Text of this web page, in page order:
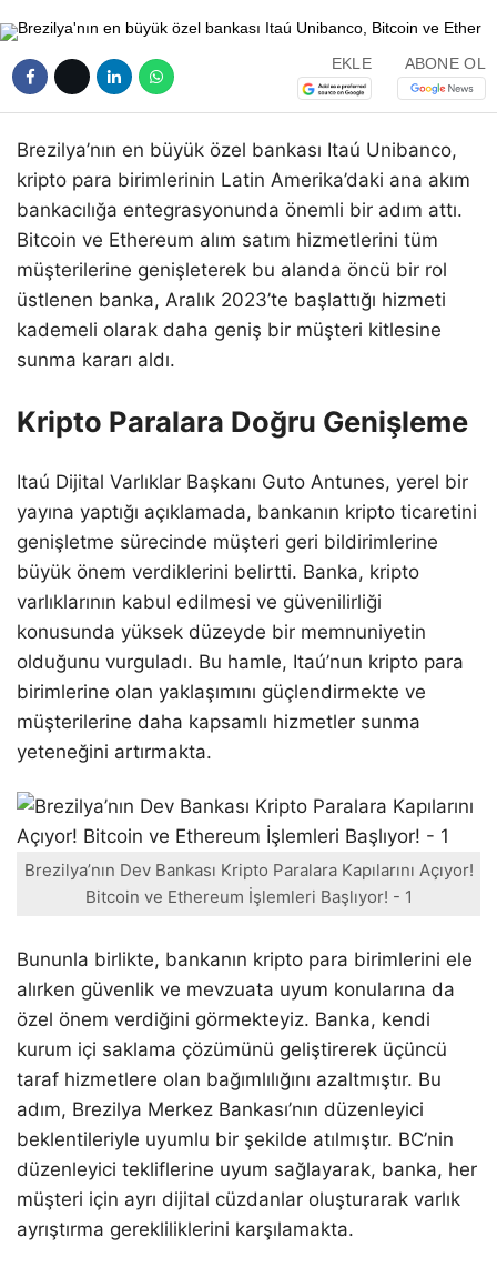
EKLE ABONE OL
Brezilya’nın en büyük özel bankası Itaú Unibanco,
kripto para birimlerinin Latin Amerika’daki ana akım
bankacılığa entegrasyonunda önemli bir adım attı.
Bitcoin ve Ethereum alım satım hizmetlerini tüm
müşterilerine genişleterek bu alanda öncü bir rol
üstlenen banka, Aralık 2023’te başlattığı hizmeti
kademeli olarak daha geniş bir müşteri kitlesine
sunma kararı aldı.
Kripto Paralara Doğru Genişleme
Itaú Dijital Varlıklar Başkanı Guto Antunes, yerel bir
yayına yaptığı açıklamada, bankanın kripto ticaretini
genişletme sürecinde müşteri geri bildirimlerine
büyük önem verdiklerini belirtti. Banka, kripto
varlıklarının kabul edilmesi ve güvenilirliği
konusunda yüksek düzeyde bir memnuniyetin
olduğunu vurguladı. Bu hamle, Itaú’nun kripto para
birimlerine olan yaklaşımını güçlendirmekte ve
müşterilerine daha kapsamlı hizmetler sunma
yeteneğini artırmakta.
Brezilya’nın Dev Bankası Kripto Paralara Kapılarını Açıyor!
Bitcoin ve Ethereum İşlemleri Başlıyor! - 1
Bununla birlikte, bankanın kripto para birimlerini ele
alırken güvenlik ve mevzuata uyum konularına da
özel önem verdiğini görmekteyiz. Banka, kendi
kurum içi saklama çözümünü geliştirerek üçüncü
taraf hizmetlere olan bağımlılığını azaltmıştır. Bu
adım, Brezilya Merkez Bankası’nın düzenleyici
beklentileriyle uyumlu bir şekilde atılmıştır. BC’nin
düzenleyici tekliflerine uyum sağlayarak, banka, her
müşteri için ayrı dijital cüzdanlar oluşturarak varlık
ayrıştırma gerekliliklerini karşılamakta.